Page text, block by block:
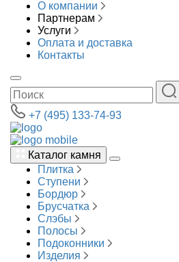
О компании
Партнерам
Услуги
Оплата и доставка
Контакты
+7 (495) 133-74-93
Каталог камня
Плитка
Ступени
Бордюр
Брусчатка
Слэбы
Полосы
Подоконники
Изделия